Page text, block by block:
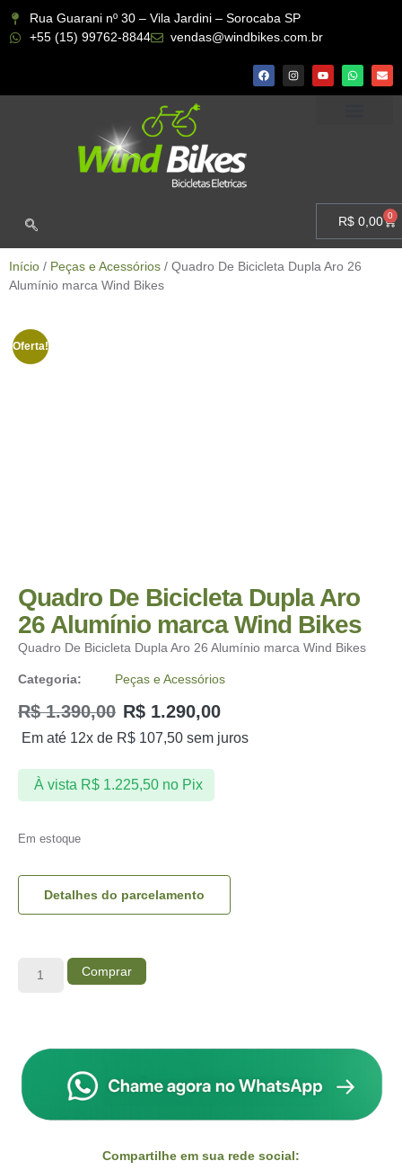
Rua Guarani nº 30 – Vila Jardini – Sorocaba SP
+55 (15) 99762-8844
vendas@windbikes.com.br
R$ 0,00 0
Início / Peças e Acessórios / Quadro De Bicicleta Dupla Aro 26
Alumínio marca Wind Bikes
Oferta!
Quadro De Bicicleta Dupla Aro
26 Alumínio marca Wind Bikes
Quadro De Bicicleta Dupla Aro 26 Alumínio marca Wind Bikes
Categoria: Peças e Acessórios
R$1.390,00 R$ 1.290,00
Em até 12x de R$ 107,50 sem juros
À vista R$1.225,50 no Pix
Em estoque
Detalhes do parcelamento
Comprar
Compartilhe em sua rede social: